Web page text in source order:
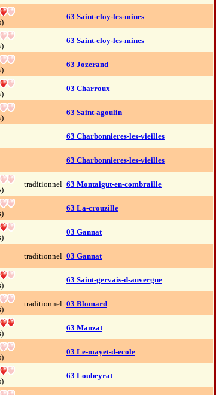
63 Saint-eloy-les-mines
63 Saint-eloy-les-mines
63 Jozerand
03 Charroux
63 Saint-agoulin
63 Charbonnieres-les-vieilles
63 Charbonnieres-les-vieilles
traditionnel 63 Montaigut-en-combraille
63 La-crouzille
03 Gannat
traditionnel 03 Gannat
63 Saint-gervais-d-auvergne
traditionnel 03 Blomard
63 Manzat
03 Le-mayet-d-ecole
63 Loubeyrat